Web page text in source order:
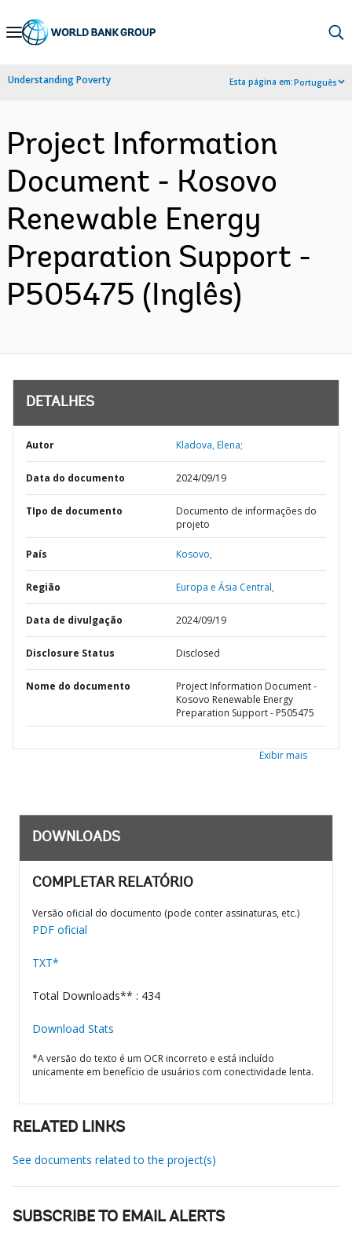
Skip
Navigation
Understanding Poverty Esta página em:Português
Project Information
Document - Kosovo
Renewable Energy
Preparation Support -
P505475 (Inglês)
DETALHES
Autor Kladova, Elena;
Data do documento 2024/09/19
TIpo de documento
Documento de informações do
projeto
País Kosovo,
Região Europa e Ásia Central,
Data de divulgação 2024/09/19
Disclosure Status Disclosed
Nome do documento
Project Information Document -
Kosovo Renewable Energy
Preparation Support - P505475
Exibir mais
DOWNLOADS
COMPLETAR RELATÓRIO
Versão oficial do documento (pode conter assinaturas, etc.)
PDF oficial
TXT*
Total Downloads** : 434
Download Stats
*A versão do texto é um OCR incorreto e está incluído
unicamente em benefício de usuários com conectividade lenta.
RELATED LINKS
See documents related to the project(s)
SUBSCRIBE TO EMAIL ALERTS